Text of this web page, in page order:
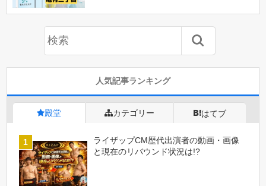
人気記事ランキング
殿堂 カテゴリー はてブ
ライザップCM歴代出演者の動画・画像
と現在のリバウンド状況は!?